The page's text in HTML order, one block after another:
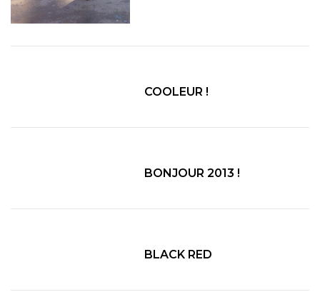
COOLEUR !
BONJOUR 2013 !
BLACK RED